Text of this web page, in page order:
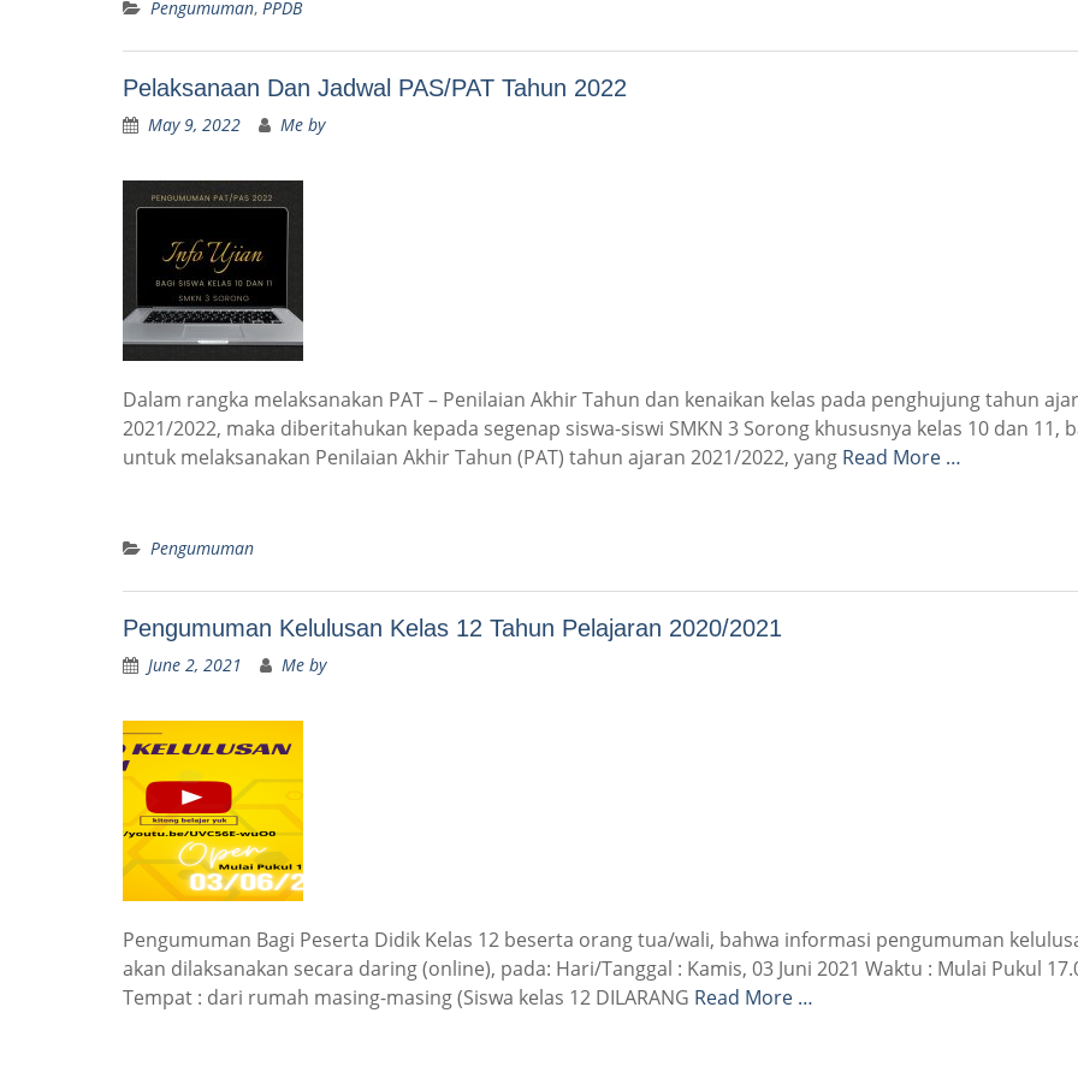
Pengumuman, PPDB
Pelaksanaan Dan Jadwal PAS/PAT Tahun 2022
May 9, 2022 Me by
Dalam rangka melaksanakan PAT – Penilaian Akhir Tahun dan kenaikan kelas pada penghujung tahun
2021/2022, maka diberitahukan kepada segenap siswa-siswi SMKN 3 Sorong khususnya kelas 10 dan 11,
untuk melaksanakan Penilaian Akhir Tahun (PAT) tahun ajaran 2021/2022, yang Read More …
Pengumuman
Pengumuman Kelulusan Kelas 12 Tahun Pelajaran 2020/2021
June 2, 2021 Me by
Pengumuman Bagi Peserta Didik Kelas 12 beserta orang tua/wali, bahwa informasi pengumuman
akan dilaksanakan secara daring (online), pada: Hari/Tanggal : Kamis, 03 Juni 2021 Waktu : Mulai Pukul
Tempat : dari rumah masing-masing (Siswa kelas 12 DILARANG Read More …